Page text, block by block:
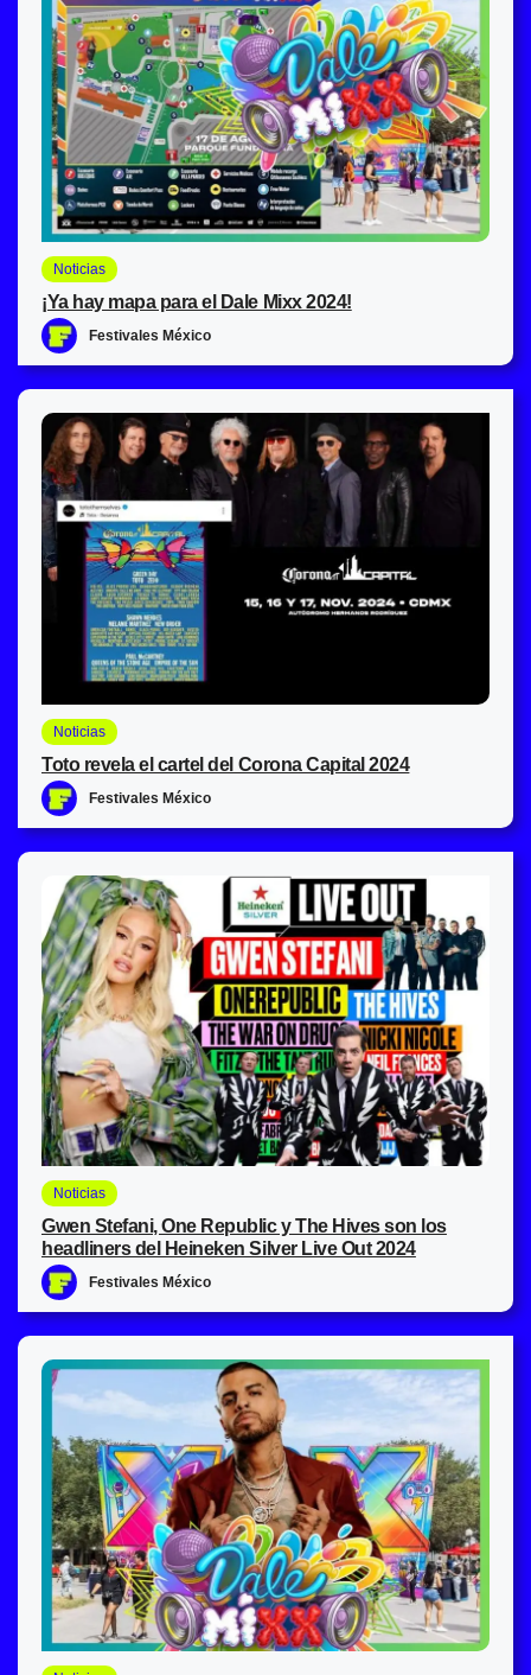
Noticias
¡Ya hay mapa para el Dale Mixx 2024!
Festivales México
Noticias
Toto revela el cartel del Corona Capital 2024
Festivales México
Noticias
Gwen Stefani, One Republic y The Hives son los
headliners del Heineken Silver Live Out 2024
Festivales México